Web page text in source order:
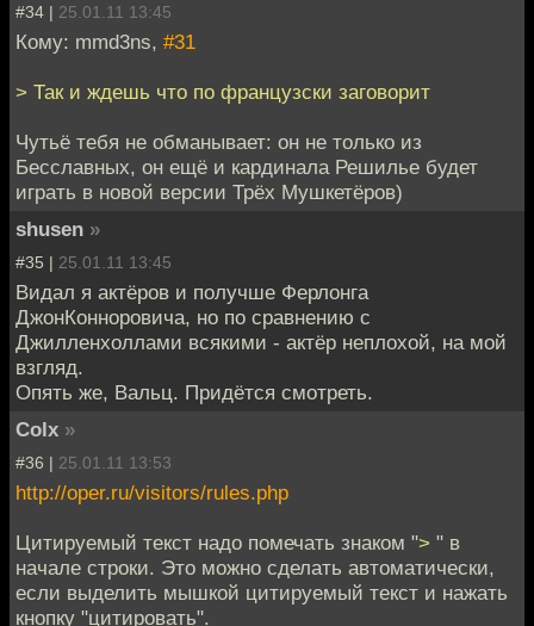
#34 | 25.01.11 13:45
Кому: mmd3ns, #31
> Так и ждешь что по французски заговорит
Чутьё тебя не обманывает: он не только из
Бесславных, он ещё и кардинала Решилье будет
играть в новой версии Трёх Мушкетёров)
shusen »
#35 | 25.01.11 13:45
Видал я актёров и получше Ферлонга
ДжонКонноровича, но по сравнению с
Джилленхоллами всякими - актёр неплохой, на мой
взгляд.
Опять же, Вальц. Придётся смотреть.
Colx »
#36 | 25.01.11 13:53
http://oper.ru/visitors/rules.php
Цитируемый текст надо помечать знаком "> " в
начале строки. Это можно сделать автоматически,
если выделить мышкой цитируемый текст и нажать
кнопку "цитировать".